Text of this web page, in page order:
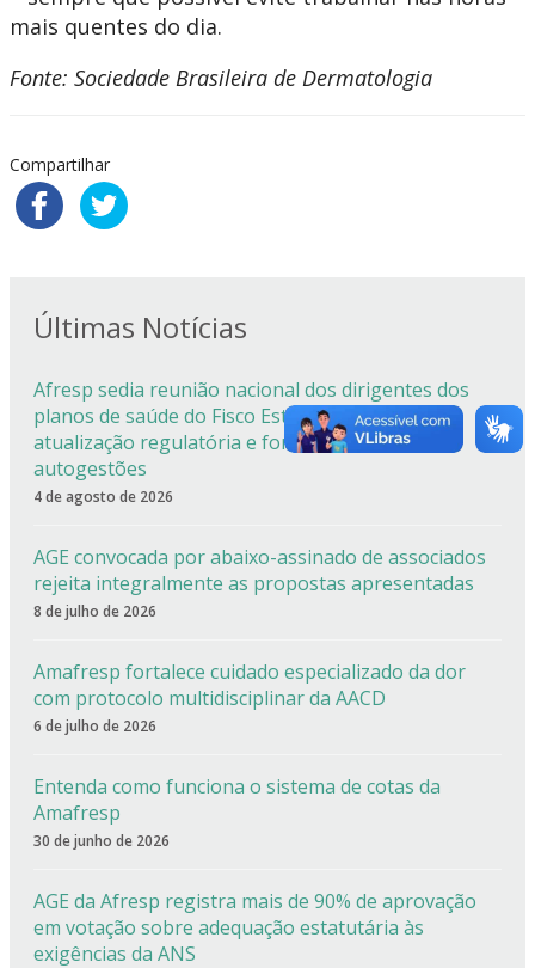
mais quentes do dia.
Fonte: Sociedade Brasileira de Dermatologia
Compartilhar
Últimas Notícias
Afresp sedia reunião nacional dos dirigentes dos
planos de saúde do Fisco Estadual com foco em
atualização regulatória e fortalecimento das
autogestões
4 de agosto de 2026
AGE convocada por abaixo-assinado de associados
rejeita integralmente as propostas apresentadas
8 de julho de 2026
Amafresp fortalece cuidado especializado da dor
com protocolo multidisciplinar da AACD
6 de julho de 2026
Entenda como funciona o sistema de cotas da
Amafresp
30 de junho de 2026
AGE da Afresp registra mais de 90% de aprovação
em votação sobre adequação estatutária às
exigências da ANS